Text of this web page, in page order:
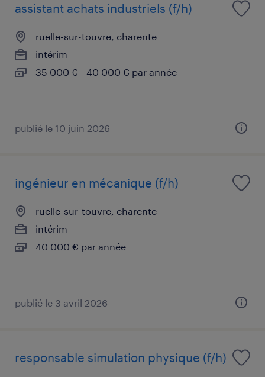
assistant achats industriels (f/h)
ruelle-sur-touvre, charente
intérim
35 000 € - 40 000 € par année
publié le 10 juin 2026
ingénieur en mécanique (f/h)
ruelle-sur-touvre, charente
intérim
40 000 € par année
publié le 3 avril 2026
responsable simulation physique (f/h)